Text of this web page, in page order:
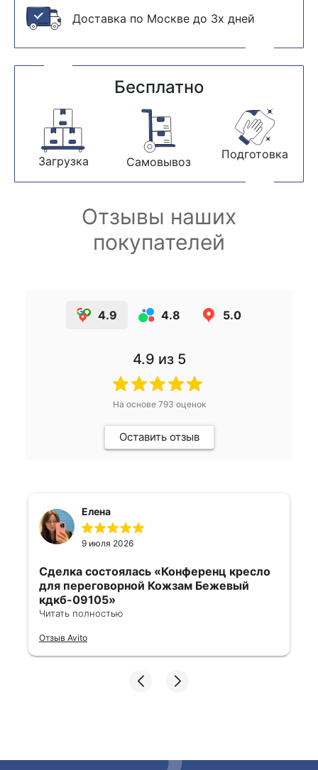
Доставка по Москве до 3х дней
Бесплатно
Загрузка Самовывоз
Подготовка
Отзывы наших
покупателей
4.9 4.8 5.0
4.9 из 5
На основе 793 оценок
Оставить отзыв
Елена
9 июля 2026
Сделка состоялась «Конференц кресло
для переговорной Кожзам Бежевый
кдкб-09105»
ответы очень быстрые, всегда на связи.
Все подробно сфотографировали перед
складах их переместили на один. Так же
Читать полностью
Отзыв Avito